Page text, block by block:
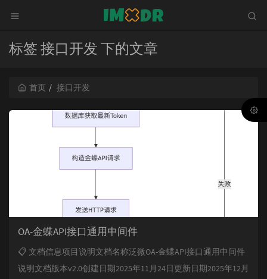
标签 接口开发 下的文章
首页 接口开发
OA-金蝶API接口通用中间件
📋 文档信息项目说明文档名称泛微OA-金蝶API接口通用中间件
说明文档版本v2.0创建日期2025年11月24日更新日期2025年12月